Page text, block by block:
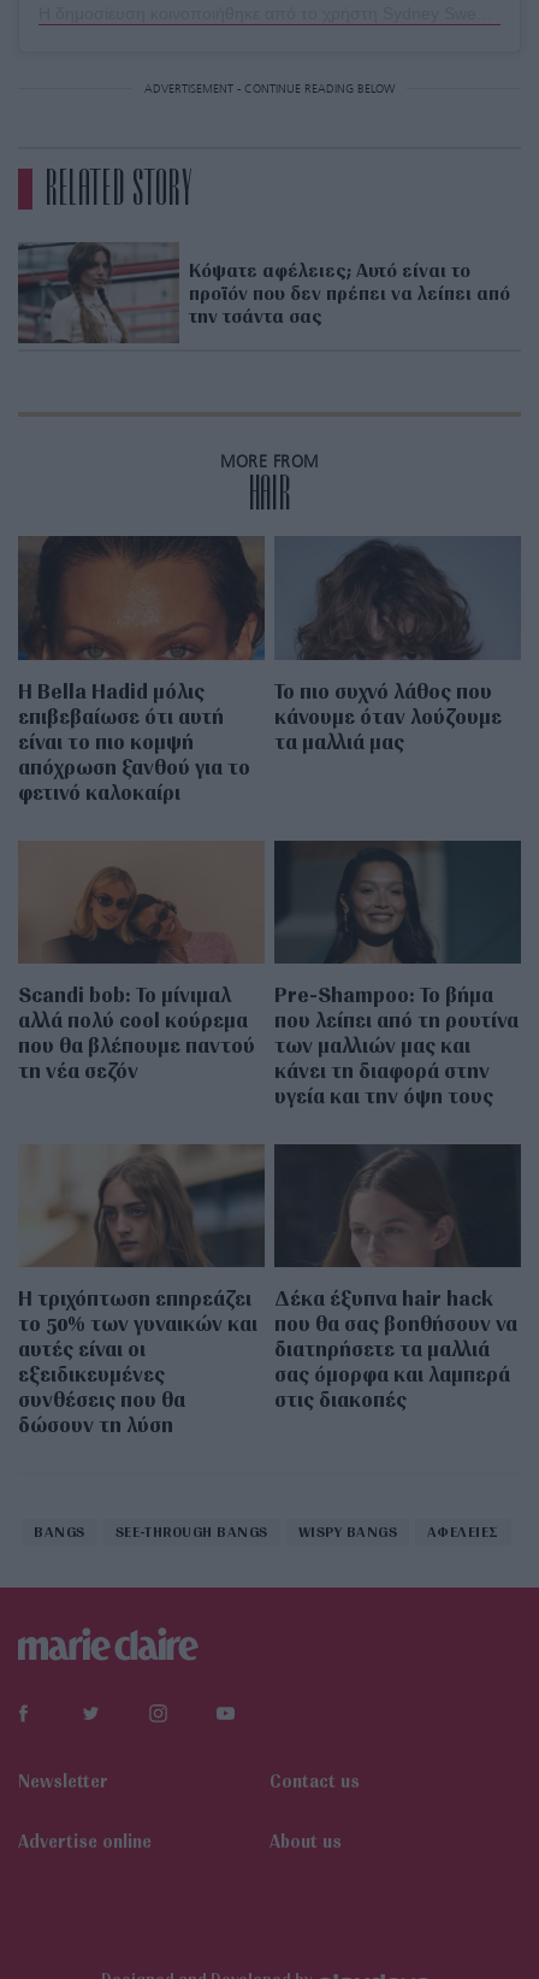
ADVERTISEMENT - CONTINUE READING BELOW
RELATED STORY
Κόψατε αφέλειες; Αυτό είναι το
προϊόν που δεν πρέπει να λείπει από
την τσάντα σας
MORE FROM
HAIR
Η Bella Hadid μόλις
επιβεβαίωσε ότι αυτή
είναι το πιο κομψή
απόχρωση ξανθού για το
φετινό καλοκαίρι
Το πιο συχνό λάθος που
κάνουμε όταν λούζουμε
τα μαλλιά μας
Scandi bob: Το μίνιμαλ
αλλά πολύ cool κούρεμα
που θα βλέπουμε παντού
τη νέα σεζόν
Pre-Shampoo: Το βήμα
που λείπει από τη ρουτίνα
των μαλλιών μας και
κάνει τη διαφορά στην
υγεία και την όψη τους
Η τριχόπτωση επηρεάζει
το 50% των γυναικών και
αυτές είναι οι
εξειδικευμένες
συνθέσεις που θα
δώσουν τη λύση
Δέκα έξυπνα hair hack
που θα σας βοηθήσουν να
διατηρήσετε τα μαλλιά
σας όμορφα και λαμπερά
στις διακοπές
BANGS SEE-THROUGH BANGS WISPY BANGS ΑΦΕΛΕΙΕΣ
Newsletter Contact us
Αdvertise online About us